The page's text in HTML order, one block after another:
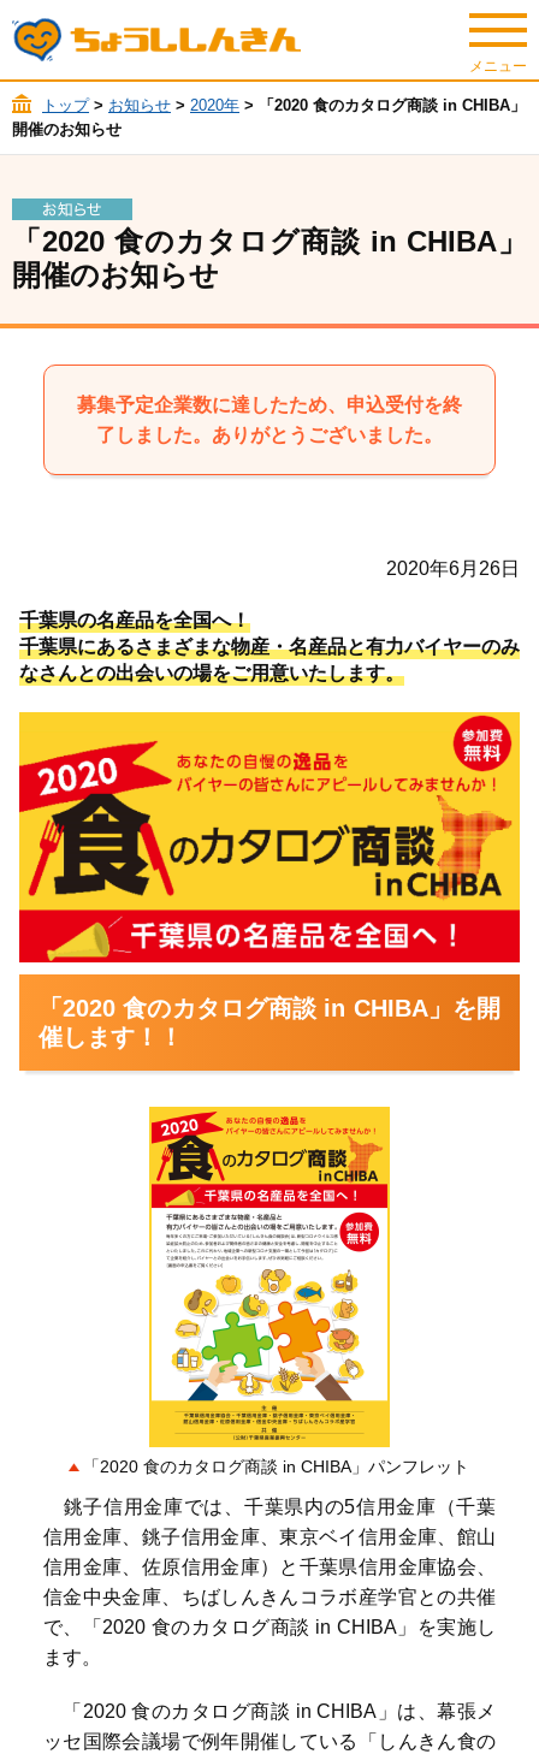
トップ> お知らせ > 2020年 > 「2020 食のカタログ商談 in CHIBA」
開催のお知らせ
「2020 食のカタログ商談 in CHIBA」
開催のお知らせ
募集予定企業数に達したため、申込受付を終
了しました。ありがとうございました。
2020年6月26日
千葉県の名産品を全国へ！
千葉県にあるさまざまな物産・名産品と有力バイヤーのみ
なさんとの出会いの場をご用意いたします。
「2020 食のカタログ商談 in CHIBA」を開
催します！！
「2020 食のカタログ商談 in CHIBA」パンフレット
銚子信用金庫では、千葉県内の5信用金庫（千葉
信用金庫、銚子信用金庫、東京ベイ信用金庫、館山
信用金庫、佐原信用金庫）と千葉県信用金庫協会、
信金中央金庫、ちばしんきんコラボ産学官との共催
で、「2020 食のカタログ商談 in CHIBA」を実施し
ます。
「2020 食のカタログ商談 in CHIBA」は、幕張メ
ッセ国際会議場で例年開催している「しんきん食の